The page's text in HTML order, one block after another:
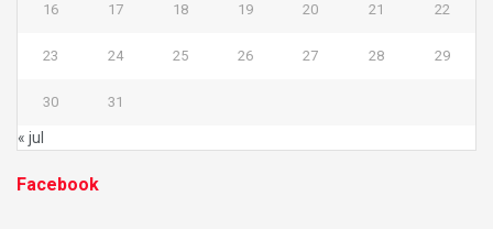
16 17 18 19 20 21 22
23 24 25 26 27 28 29
30 31
« jul
Facebook